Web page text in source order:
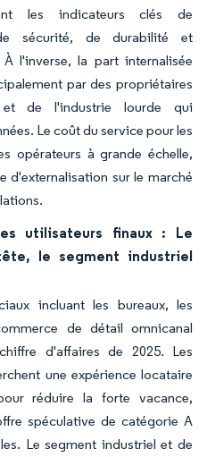
les indicateurs clés de
sécurité, de durabilité et
l'inverse, la part internalisée
par des propriétaires
et de l'industrie lourde qui
Le coût du service pour les
opérateurs à grande échelle,
d'externalisation sur le marché
utilisateurs finaux : Le
le segment industriel
incluant les bureaux, les
de détail omnicanal
d'affaires de 2025. Les
une expérience locataire
réduire la forte vacance,
spéculative de catégorie A
Le segment industriel et de